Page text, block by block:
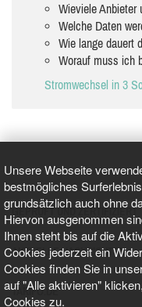
Unsere Webseite
bestmögliches
grundsätzlich auch ohne
Hiervon ausgenommen
Ihnen steht bis auf die
Cookies jederzeit ein
Cookies finden Sie in
auf "Alle aktivieren"
Cookies zu.
Wieviele Anbieter
Welche Daten
Wie lange dauert
Worauf muss ich
Stromwechsel in 3
GEPRÜFT UND ZERTIFIZIERT
AKTUELLE NACHRICHTEN
TARIFO.DE